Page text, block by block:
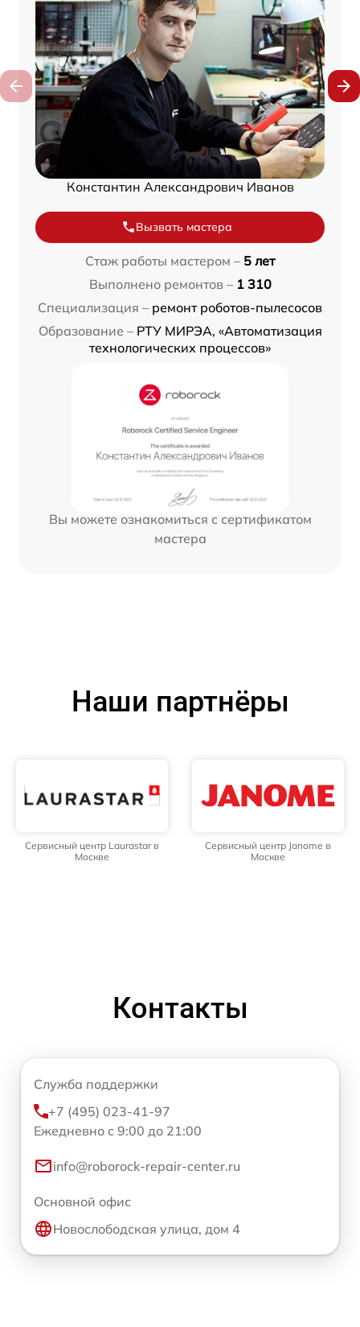
Константин Александрович Иванов
Вызвать мастера
Стаж работы мастером – 5 лет
Выполнено ремонтов – 1 310
Специализация – ремонт роботов-пылесосов
Образование – РТУ МИРЭА, «Автоматизация
технологических процессов»
Вы можете ознакомиться с сертификатом
мастера
Наши партнёры
Сервисный центр Laurastar в
Москве
Сервисный центр Janome в
Москве
Контакты
Служба поддержки
+7 (495) 023-41-97
Ежедневно с 9:00 до 21:00
info@roborock-repair-center.ru
Основной офис
Новослободская улица, дом 4